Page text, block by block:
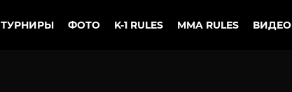
ТУРНИРЫ ФОТО K-1 RULES MMA RULES ВИДЕО